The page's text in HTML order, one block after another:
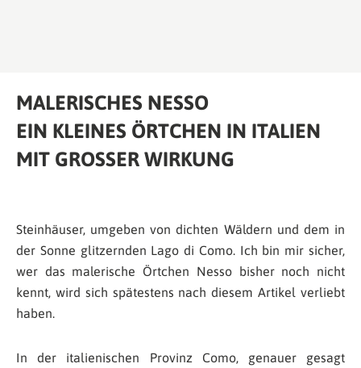
MALERISCHES NESSO
EIN KLEINES ÖRTCHEN IN ITALIEN
MIT GROSSER WIRKUNG
Steinhäuser, umgeben von dichten Wäldern und dem in
der Sonne glitzernden Lago di Como. Ich bin mir sicher,
wer das malerische Örtchen Nesso bisher noch nicht
kennt, wird sich spätestens nach diesem Artikel verliebt
haben.
In der italienischen Provinz Como, genauer gesagt